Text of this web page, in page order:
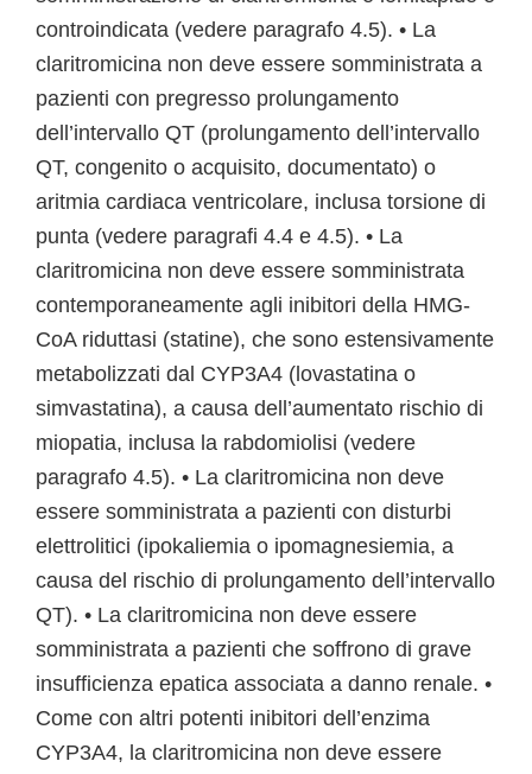
controindicata (vedere paragrafo 4.5). • La
claritromicina non deve essere somministrata a
pazienti con pregresso prolungamento
dell’intervallo QT (prolungamento dell’intervallo
QT, congenito o acquisito, documentato) o
aritmia cardiaca ventricolare, inclusa torsione di
punta (vedere paragrafi 4.4 e 4.5). • La
claritromicina non deve essere somministrata
contemporaneamente agli inibitori della HMG-
CoA riduttasi (statine), che sono estensivamente
metabolizzati dal CYP3A4 (lovastatina o
simvastatina), a causa dell’aumentato rischio di
miopatia, inclusa la rabdomiolisi (vedere
paragrafo 4.5). • La claritromicina non deve
essere somministrata a pazienti con disturbi
elettrolitici (ipokaliemia o ipomagnesiemia, a
causa del rischio di prolungamento dell’intervallo
QT). • La claritromicina non deve essere
somministrata a pazienti che soffrono di grave
insufficienza epatica associata a danno renale. •
Come con altri potenti inibitori dell’enzima
CYP3A4, la claritromicina non deve essere